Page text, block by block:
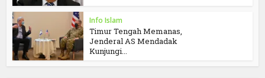
Info Islam
Timur Tengah Memanas,
Jenderal AS Mendadak
Kunjungi...